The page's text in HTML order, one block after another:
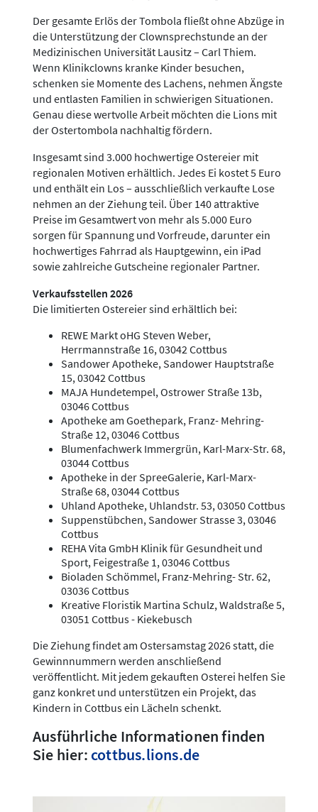
Der gesamte Erlös der Tombola fließt ohne Abzüge in
die Unterstützung der Clownsprechstunde an der
Medizinischen Universität Lausitz – Carl Thiem.
Wenn Klinikclowns kranke Kinder besuchen,
schenken sie Momente des Lachens, nehmen Ängste
und entlasten Familien in schwierigen Situationen.
Genau diese wertvolle Arbeit möchten die Lions mit
der Ostertombola nachhaltig fördern.
Insgesamt sind 3.000 hochwertige Ostereier mit
regionalen Motiven erhältlich. Jedes Ei kostet 5 Euro
und enthält ein Los – ausschließlich verkaufte Lose
nehmen an der Ziehung teil. Über 140 attraktive
Preise im Gesamtwert von mehr als 5.000 Euro
sorgen für Spannung und Vorfreude, darunter ein
hochwertiges Fahrrad als Hauptgewinn, ein iPad
sowie zahlreiche Gutscheine regionaler Partner.
Verkaufsstellen 2026
Die limitierten Ostereier sind erhältlich bei:
REWE Markt oHG Steven Weber,
Herrmannstraße 16, 03042 Cottbus
Sandower Apotheke, Sandower Hauptstraße
15, 03042 Cottbus
MAJA Hundetempel, Ostrower Straße 13b,
03046 Cottbus
Apotheke am Goethepark, Franz- Mehring-
Straße 12, 03046 Cottbus
Blumenfachwerk Immergrün, Karl-Marx-Str. 68,
03044 Cottbus
Apotheke in der SpreeGalerie, Karl-Marx-
Straße 68, 03044 Cottbus
Uhland Apotheke, Uhlandstr. 53, 03050 Cottbus
Suppenstübchen, Sandower Strasse 3, 03046
Cottbus
REHA Vita GmbH Klinik für Gesundheit und
Sport, Feigestraße 1, 03046 Cottbus
Bioladen Schömmel, Franz-Mehring- Str. 62,
03036 Cottbus
Kreative Floristik Martina Schulz, Waldstraße 5,
03051 Cottbus - Kiekebusch
Die Ziehung findet am Ostersamstag 2026 statt, die
Gewinnnummern werden anschließend
veröffentlicht. Mit jedem gekauften Osterei helfen Sie
ganz konkret und unterstützen ein Projekt, das
Kindern in Cottbus ein Lächeln schenkt.
Ausführliche Informationen finden
Sie hier: cottbus.lions.de